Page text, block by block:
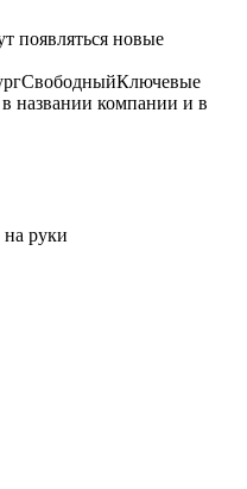
появляться новые
СвободныйКлючевые
названии компании и в
на руки